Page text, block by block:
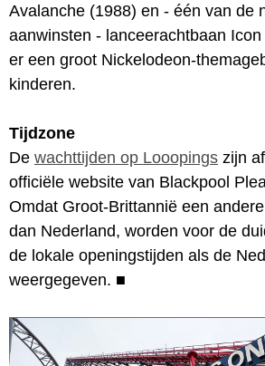
Avalanche (1988) en - één van de
aanwinsten - lanceerachtbaan
er een groot Nickelodeon-
kinderen.
Tijdzone
De wachttijden op Looopings zijn
officiële website van Blackpool
Omdat Groot-Brittannië een
dan Nederland, worden voor de
de lokale openingstijden als de
weergegeven. ■